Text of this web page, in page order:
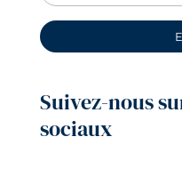
Suivez-nous
sociaux